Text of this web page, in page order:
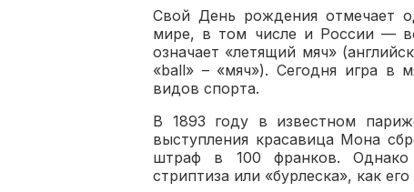
Свой День рождения отмечает
мире, в том числе и России —
означает «летящий мяч»
«ball» – «мяч»). Сегодня игра в
видов спорта.
В 1893 году в известном
выступления красавица Мона
штраф в 100 франков.
стриптиза или «бурлеска», как